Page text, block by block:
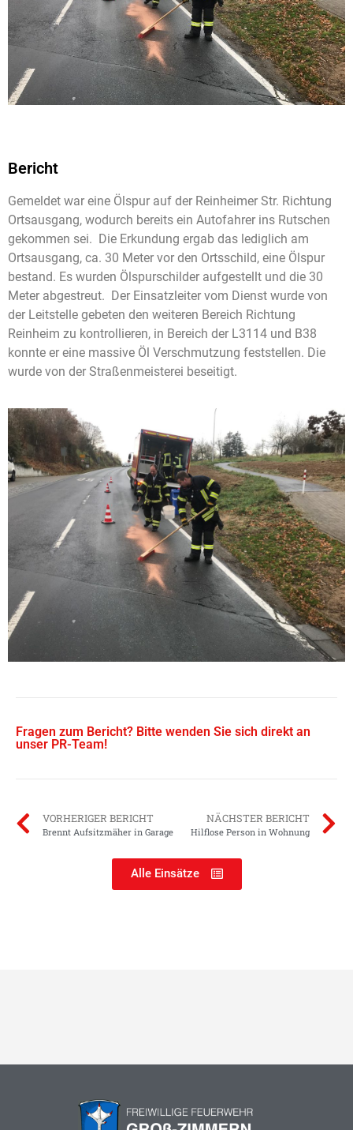
Bericht
Gemeldet war eine Ölspur auf der Reinheimer Str. Richtung
Ortsausgang, wodurch bereits ein Autofahrer ins Rutschen
gekommen sei. Die Erkundung ergab das lediglich am
Ortsausgang, ca. 30 Meter vor den Ortsschild, eine Ölspur
bestand. Es wurden Ölspurschilder aufgestellt und die 30
Meter abgestreut. Der Einsatzleiter vom Dienst wurde von
der Leitstelle gebeten den weiteren Bereich Richtung
Reinheim zu kontrollieren, in Bereich der L3114 und B38
konnte er eine massive Öl Verschmutzung feststellen. Die
wurde von der Straßenmeisterei beseitigt.
Fragen zum Bericht? Bitte wenden Sie sich direkt an
unser PR-Team!
VORHERIGER BERICHT
Brennt Aufsitzmäher in Garage
NÄCHSTER BERICHT
Hilflose Person in Wohnung
Alle Einsätze